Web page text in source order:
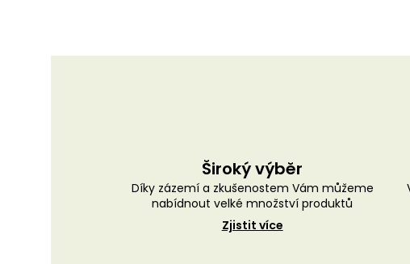
Široký výběr
Díky zázemí a zkušenostem Vám můžeme
nabídnout velké množství produktů
Zjistit více